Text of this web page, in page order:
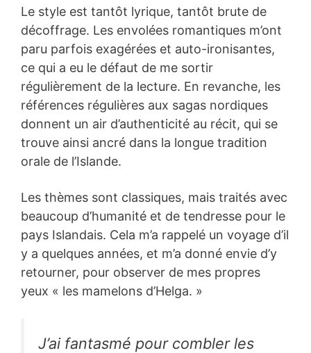
Le style est tantôt lyrique, tantôt brute de
décoffrage. Les envolées romantiques m’ont
paru parfois exagérées et auto-ironisantes,
ce qui a eu le défaut de me sortir
régulièrement de la lecture. En revanche, les
références régulières aux sagas nordiques
donnent un air d’authenticité au récit, qui se
trouve ainsi ancré dans la longue tradition
orale de l’Islande.
Les thèmes sont classiques, mais traités avec
beaucoup d’humanité et de tendresse pour le
pays Islandais. Cela m’a rappelé un voyage d’il
y a quelques années, et m’a donné envie d’y
retourner, pour observer de mes propres
yeux « les mamelons d’Helga. »
J’ai fantasmé pour combler les